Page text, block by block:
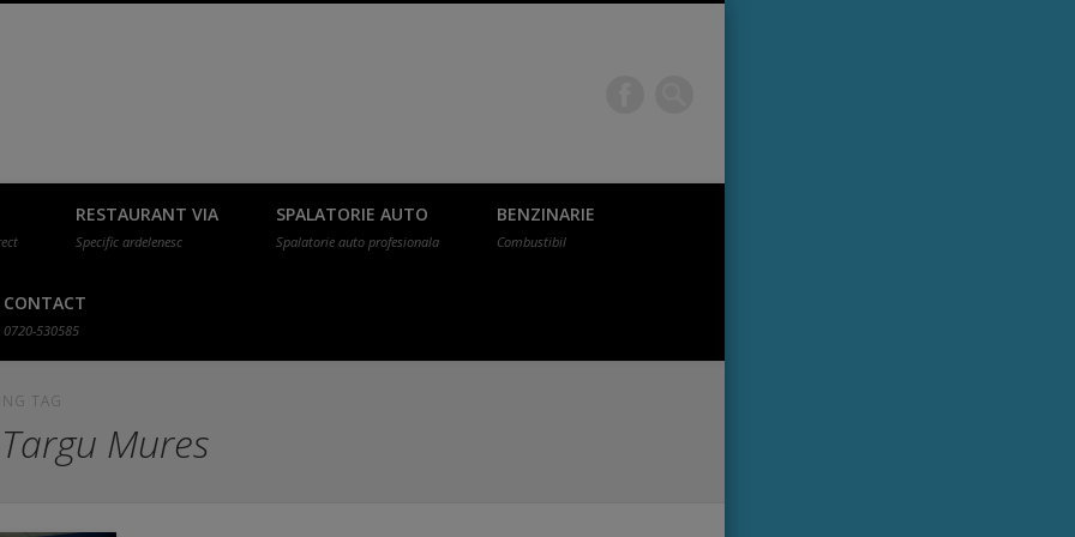
wireless
mic dejun inclus!
RESTAURANT VIA
Specific ardelenesc
SPALATORIE AUTO
Spalatorie auto profesionala
BENZINARIE
Combustibil
CONTACT
0720-530585
TAG
Mures